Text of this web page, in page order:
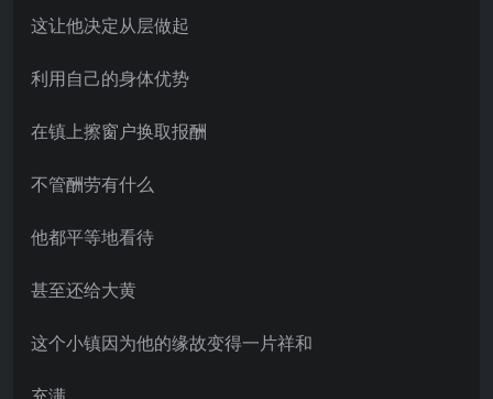
这让他决定从层做起
利用自己的身体优势
在镇上擦窗户换取报酬
不管酬劳有什么
他都平等地看待
甚至还给大黄
这个小镇因为他的缘故变得一片祥和